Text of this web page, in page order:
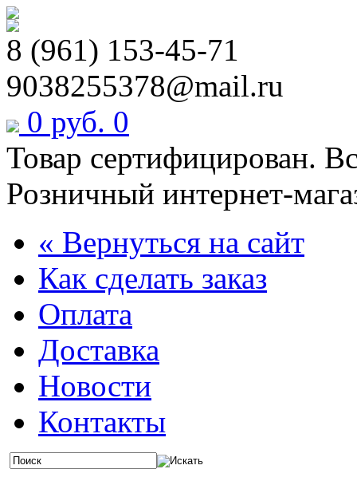
8 (961) 153-45-71
9038255378@mail.ru
0 руб. 0
Товар сертифицирован.
Розничный интернет-
« Вернуться на сайт
Как сделать заказ
Оплата
Доставка
Новости
Контакты